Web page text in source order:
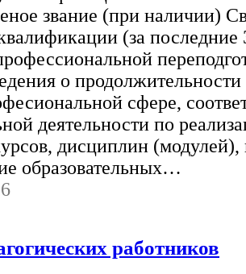
звание (при наличии)
(за последние
о
сфере,
деятельности по
дисциплин (модулей),
образовательных…
работников